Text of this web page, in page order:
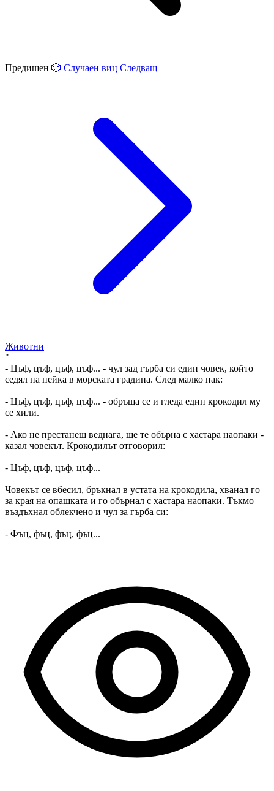
Предишен 🎲 Случаен виц Следващ
Животни
"
- Цъф, цъф, цъф, цъф... - чул зад гърба си един човек, който
седял на пейка в морската градина. След малко пак:
- Цъф, цъф, цъф, цъф... - обръща се и гледа един крокодил му
се хили.
- Ако не престанеш веднага, ще те обърна с хастара наопаки -
казал човекът. Крокодилът отговорил:
- Цъф, цъф, цъф, цъф...
Човекът се вбесил, бръкнал в устата на крокодила, хванал го
за края на опашката и го обърнал с хастара наопаки. Тъкмо
въздъхнал облекчено и чул за гърба си:
- Фъц, фъц, фъц, фъц...